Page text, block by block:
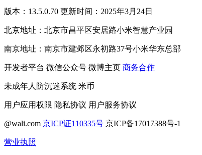
版本：13.5.0.70 更新时间：2025年3月24日
北京地址：北京市昌平区安居路小米智慧产业园
南京地址：南京市建邺区永初路37号小米华东总部
开发者平台 微信公众号 微博主页 商务合作
未成年人防沉迷系统 米币
用户应用权限 隐私协议 用户服务协议
@wali.com 京ICP证110335号 京ICP备17017388号-1
营业执照